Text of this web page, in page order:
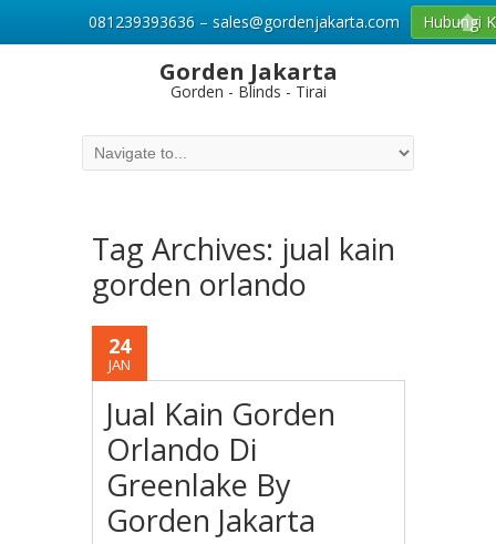
Gorden Jakarta
Gorden - Blinds - Tirai
Tag Archives: jual kain
gorden orlando
24
JAN
Jual Kain Gorden
Orlando Di
Greenlake By
Gorden Jakarta
081239393636 – sales@gordenjakarta.com Hubungi